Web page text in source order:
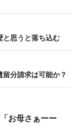
と思うと落ち込む
分請求は可能か？
お母さぁーー